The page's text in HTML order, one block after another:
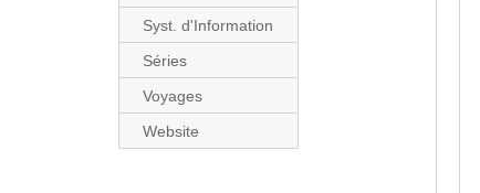
Syst. d'Information
Séries
Voyages
Website